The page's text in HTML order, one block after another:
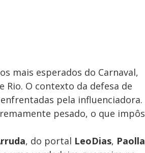
mais esperados do Carnaval,
O contexto da defesa de
pela influenciadora.
pesado, o que impôs
, do portal LeoDias, Paolla